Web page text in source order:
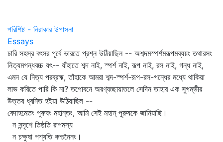
পরিশিষ্ট - নিরাকার উপাসনা
Essays
চারি সহস্র বৎসর পূর্বে ভারতে প্রশ্ন উঠিয়াছিল -- অশব্দমস্পর্শমরূপমব্যয়ং তথারসং
নিত্যমগন্ধবচ্চ যৎ-- যাঁহাতে শব্দ নাই, স্পর্শ নাই, রূপ নাই, রস নাই, গন্ধ নাই,
এমন যে নিত্য পরব্রহ্ম, তাঁহাকে আমরা শব্দ-স্পর্শ-রূপ-রস-গন্ধের মধ্যে থাকিয়া
লাভ করিতে পারি কি না? তপোবনে অরণ্যচ্ছায়াতলে সেদিন তাহার এক সুগম্ভীর
উত্তর ধ্বনিত হইয়া উঠিয়াছিল --
বেদাহমেতং পুরুষং মহান্তং, আমি সেই মহান্‌ পুরুষকে জানিয়াছি।
ন সন্দৃশে তিষ্ঠতি রূপমস্য
ন চক্ষুষা পশ্যতি কশ্চনৈনং।